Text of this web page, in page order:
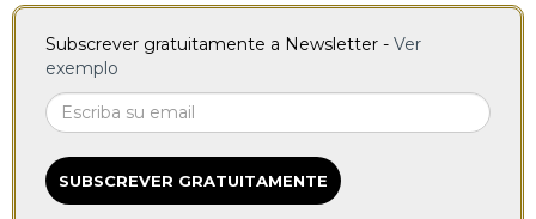
Subscrever gratuitamente a Newsletter - Ver
exemplo
SUBSCREVER GRATUITAMENTE